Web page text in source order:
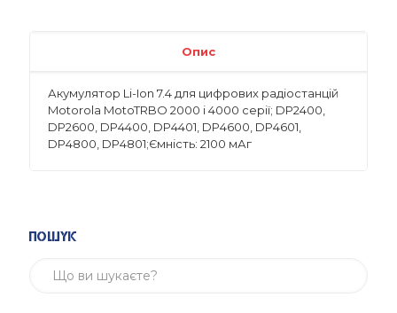
Опис
Акумулятор Li-Ion 7.4 для цифрових радіостанцій
Motorola MotoTRBO 2000 і 4000 серії; DP2400,
DP2600, DP4400, DP4401, DP4600, DP4601,
DP4800, DP4801;Ємність: 2100 мАг
Пошук